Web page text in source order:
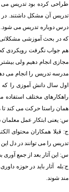
طراحی کرده بود تدریس می
تدریس آن مشکل داشتند. در
درس دوباره تدریس می شود.
که در بحث آموزشی مشکلاتی
هم جواب نگرفت رویکردی که
مجازی انجام دهیم ولی
مدرسه تدریس را انجام می
اول سال دانش آموزی را
راهکارهای مختلف استفاده
همان راستا حرکت می کند
س: یعنی ابتکار عمل
ج: قبلا همکاران محتوای
تدریس را می توانند در دل این
س: این آثار بعد از جمع
ج:بله آثار باید در حوزه
مند شوند.